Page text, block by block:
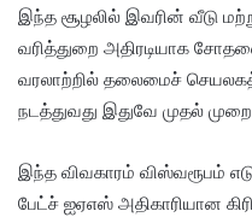
இந்த சூழலில் இவரின் வீடு
வரித்துறை அதிரடியாக
வரலாற்றில் தலைமைச்
நடத்துவது இதுவே முதல் முறை
இந்த விவகாரம் விஸ்வரூபம்
பேட்ச் ஐஏஎஸ் அதிகாரியான